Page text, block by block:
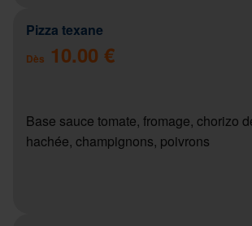
Pizza texane
Dès 10.00 €
Base sauce tomate, fromage, chorizo
hachée, champignons, poivrons